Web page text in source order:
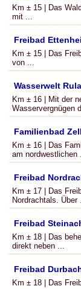
Km ± 15 | Das
mit ...
Freibad
Km ± 15 | Das
von ...
Wasserwelt
Km ± 16 | Mit der
Wasservergnügen
Familienbad
Km ± 16 | Das
am nordwestlichen
Freibad
Km ± 17 | Das
Nordrachtals. Über
Freibad
Km ± 18 | Das
direkt neben ...
Freibad
Km ± 18 | Das